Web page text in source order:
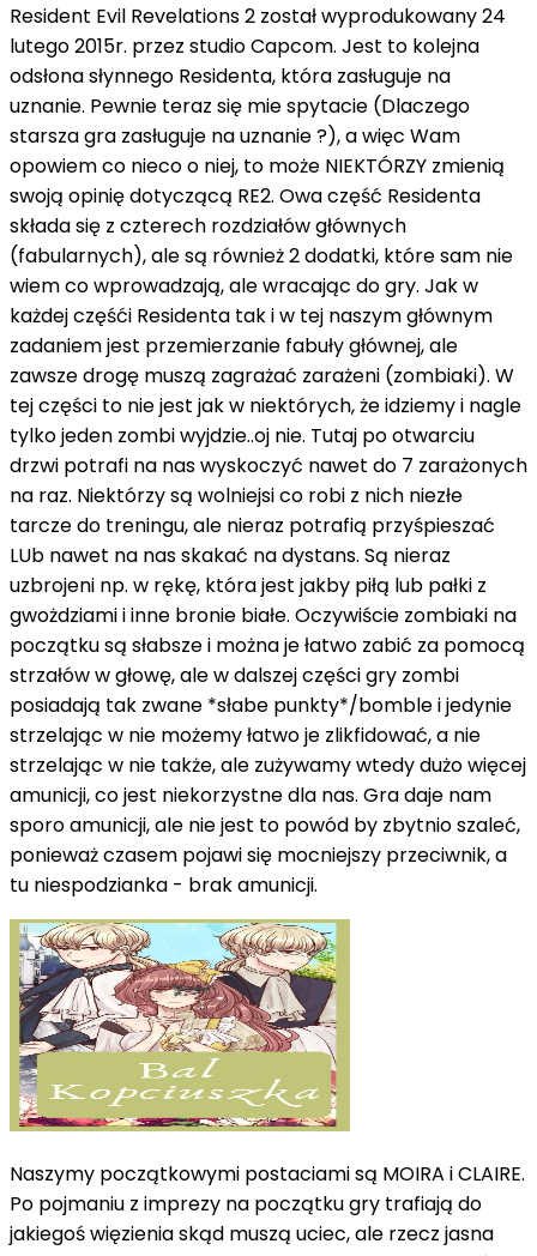
Resident Evil Revelations 2 został wyprodukowany 24
lutego 2015r. przez studio Capcom. Jest to kolejna
odsłona słynnego Residenta, która zasługuje na
uznanie. Pewnie teraz się mie spytacie (Dlaczego
starsza gra zasługuje na uznanie ?), a więc Wam
opowiem co nieco o niej, to może NIEKTÓRZY zmienią
swoją opinię dotyczącą RE2. Owa część Residenta
składa się z czterech rozdziałów głównych
(fabularnych), ale są również 2 dodatki, które sam nie
wiem co wprowadzają, ale wracając do gry. Jak w
każdej częśći Residenta tak i w tej naszym głównym
zadaniem jest przemierzanie fabuły głównej, ale
zawsze drogę muszą zagrażać zarażeni (zombiaki). W
tej części to nie jest jak w niektórych, że idziemy i nagle
tylko jeden zombi wyjdzie..oj nie. Tutaj po otwarciu
drzwi potrafi na nas wyskoczyć nawet do 7 zarażonych
na raz. Niektórzy są wolniejsi co robi z nich niezłe
tarcze do treningu, ale nieraz potrafią przyśpieszać
LUb nawet na nas skakać na dystans. Są nieraz
uzbrojeni np. w rękę, która jest jakby piłą lub pałki z
gwożdziami i inne bronie białe. Oczywiście zombiaki na
początku są słabsze i można je łatwo zabić za pomocą
strzałów w głowę, ale w dalszej części gry zombi
posiadają tak zwane *słabe punkty*/bomble i jedynie
strzelając w nie możemy łatwo je zlikfidować, a nie
strzelając w nie także, ale zużywamy wtedy dużo więcej
amunicji, co jest niekorzystne dla nas. Gra daje nam
sporo amunicji, ale nie jest to powód by zbytnio szaleć,
ponieważ czasem pojawi się mocniejszy przeciwnik, a
tu niespodzianka - brak amunicji.
Naszymy początkowymi postaciami są MOIRA i CLAIRE.
Po pojmaniu z imprezy na początku gry trafiają do
jakiegoś więzienia skąd muszą uciec, ale rzecz jasna